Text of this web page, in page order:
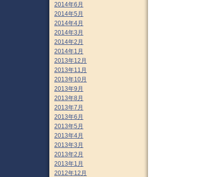
2014年6月
2014年5月
2014年4月
2014年3月
2014年2月
2014年1月
2013年12月
2013年11月
2013年10月
2013年9月
2013年8月
2013年7月
2013年6月
2013年5月
2013年4月
2013年3月
2013年2月
2013年1月
2012年12月